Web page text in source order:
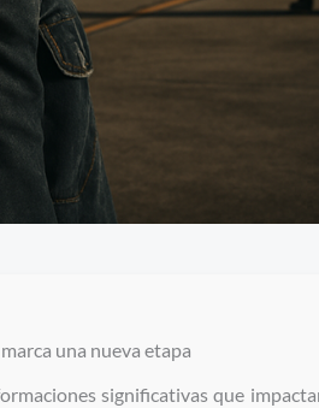
una nueva etapa
significativas que